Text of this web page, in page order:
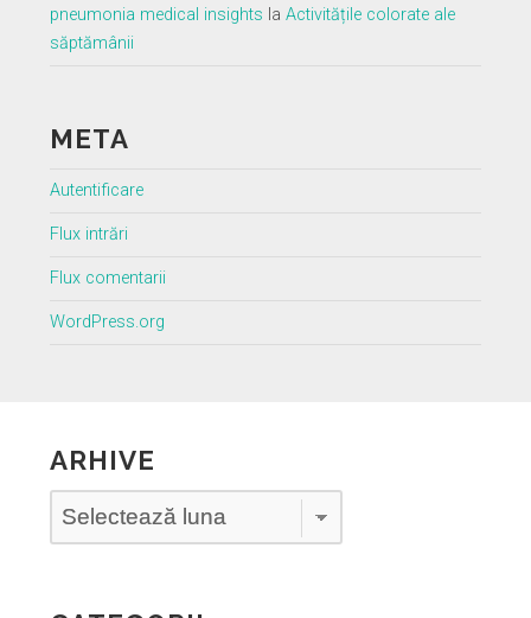
pneumonia medical insights la Activitățile colorate ale
săptămânii
META
Autentificare
Flux intrări
Flux comentarii
WordPress.org
ARHIVE